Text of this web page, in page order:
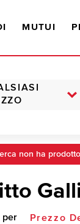
MUTUI
non ha
per Prezzo